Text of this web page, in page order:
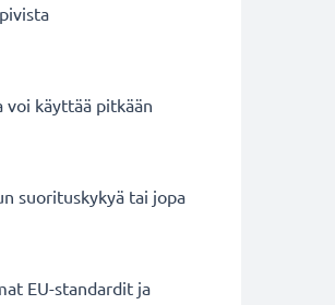
käyttää pitkään
suorituskykyä tai jopa
EU-standardit ja